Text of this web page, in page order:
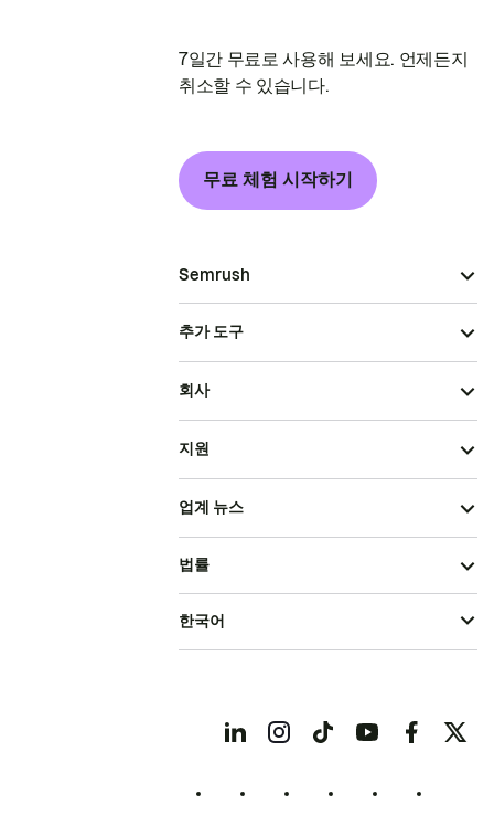
7일간 무료로 사용해 보세요. 언제든지
취소할 수 있습니다.
무료 체험 시작하기
Semrush
추가 도구
회사
지원
업계 뉴스
법률
한국어